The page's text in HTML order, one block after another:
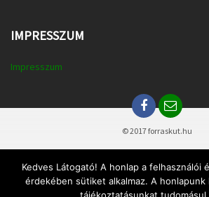
IMPRESSZUM
Impresszum
© 2017 forraskut.hu
Kedves Látogató! A honlap a felhasználói
érdekében sütiket alkalmaz. A honlapunk